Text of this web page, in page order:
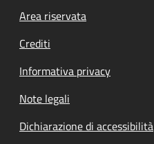
Footer menu
Area riservata
Crediti
Informativa privacy
Note legali
Dichiarazione di accessibilità